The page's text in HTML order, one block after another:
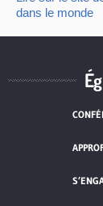
dans le monde